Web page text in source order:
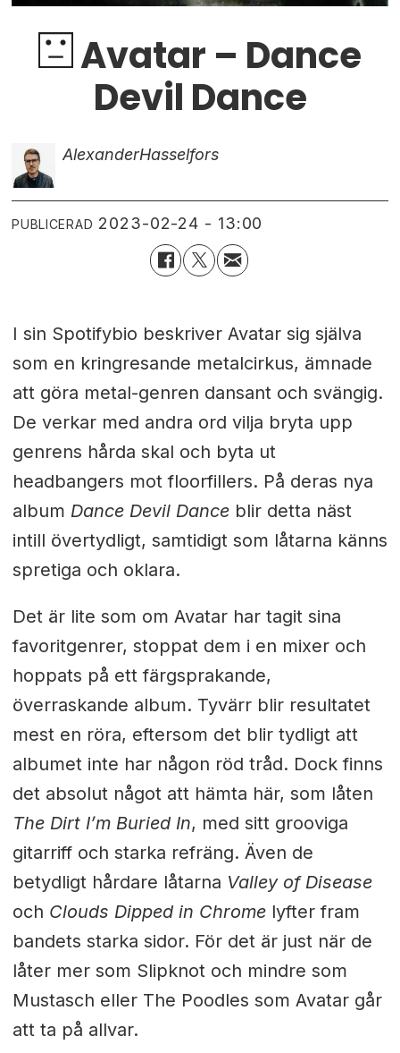
Avatar – Dance
Devil Dance
AlexanderHasselfors
PUBLICERAD 2023-02-24 - 13:00
I sin Spotifybio beskriver Avatar sig själva
som en kringresande metalcirkus, ämnade
att göra metal-genren dansant och svängig.
De verkar med andra ord vilja bryta upp
genrens hårda skal och byta ut
headbangers mot floorfillers. På deras nya
album Dance Devil Danceblir detta näst
intill övertydligt, samtidigt som låtarna känns
spretiga och oklara.
Det är lite som om Avatar har tagit sina
favoritgenrer, stoppat dem i en mixer och
hoppats på ett färgsprakande,
överraskande album. Tyvärr blir resultatet
mest en röra, eftersom det blir tydligt att
albumet inte har någon röd tråd. Dock finns
det absolut något att hämta här, som låten
The Dirt I’m Buried In, med sitt grooviga
gitarriff och starka refräng. Även de
betydligt hårdare låtarna Valley of Disease
och Clouds Dipped in Chromelyfter fram
bandets starka sidor. För det är just när de
låter mer som Slipknot och mindre som
Mustasch eller The Poodles som Avatar går
att ta på allvar.